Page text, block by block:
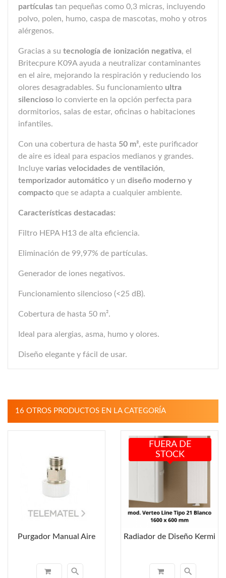
partículas tan pequeñas como 0,3 micras, incluyendo
polvo, polen, humo, caspa de mascotas, moho y otros
alérgenos.
Gracias a su tecnología de ionización negativa, el
Britecpure K09A ayuda a neutralizar contaminantes
en el aire, mejorando la respiración y reduciendo los
olores desagradables. Su funcionamiento ultra
silencioso lo convierte en la opción perfecta para
dormitorios, salas de estar, oficinas o habitaciones
infantiles.
Con una cobertura de hasta 50 m², este purificador
de aire es ideal para espacios medianos y grandes.
Incluye varias velocidades de ventilación,
temporizador automático y un diseño moderno y
compacto que se adapta a cualquier ambiente.
Características destacadas:
Filtro HEPA H13 de alta eficiencia.
Eliminación de 99,97% de partículas.
Generador de iones negativos.
Funcionamiento silencioso (<25 dB).
Cobertura de hasta 50 m².
Ideal para alergias, asma, humo y olores.
Diseño elegante y fácil de usar.
16 OTROS PRODUCTOS EN LA CATEGORÍA
Purgador Manual Aire
search
Radiador de Diseño Kermi
search
FUERA DE
STOCK